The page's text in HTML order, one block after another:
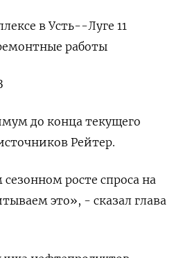
в Усть--Луге 11
работы
до конца текущего
Рейтер.
росте спроса на
это», - сказал глава